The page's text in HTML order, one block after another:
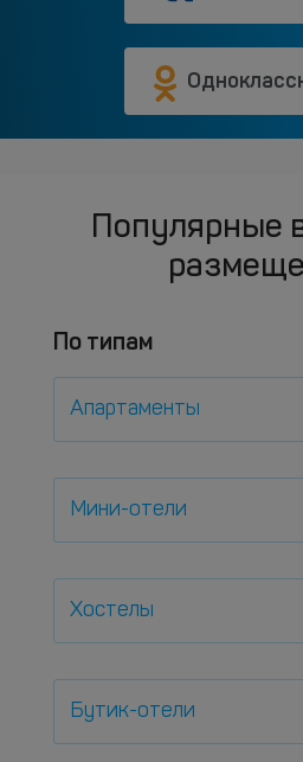
Популярные
По типам
Апартаменты
Мини-отели
Хостелы
Бутик-отели